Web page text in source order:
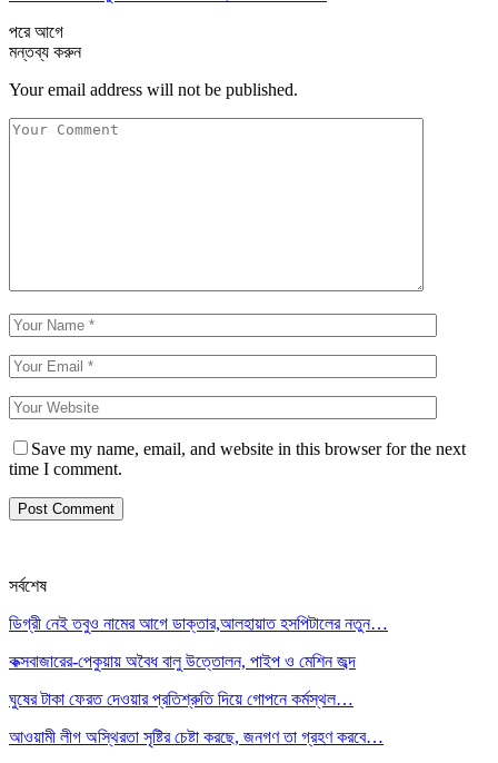
পরেআগে
মন্তব্য করুন
Your email address will not be published.
Save my name, email, and website in this browser for the next
time I comment.
সর্বশেষ
ডিগ্রী নেই তবুও নামের আগে ডাক্তার,আলহায়াত হসপিটালের নতুন…
কক্সবাজারের-পেকুয়ায় অবৈধ বালু উত্তোলন, পাইপ ও মেশিন জব্দ
ঘুষের টাকা ফেরত দেওয়ার প্রতিশ্রুতি দিয়ে গোপনে কর্মস্থল…
আওয়ামী লীগ অস্থিরতা সৃষ্টির চেষ্টা করছে, জনগণ তা গ্রহণ করবে…